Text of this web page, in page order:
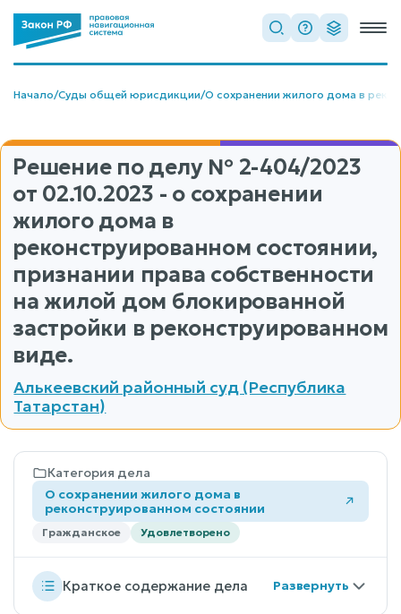
Начало/Суды общей юрисдикции/О сохранении жилого дома в
Решение по делу № 2-404/2023
от 02.10.2023 - о сохранении
жилого дома в
реконструированном состоянии,
признании права собственности
на жилой дом блокированной
застройки в реконструированном
виде.
Алькеевский районный суд (Республика
Татарстан)
Категория дела
О сохранении жилого дома в
реконструированном состоянии
Гражданское Удовлетворено
Краткое содержание дела